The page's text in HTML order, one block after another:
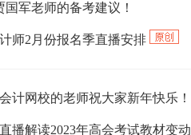
国军老师的备考建议！
师2月份报名季直播安排
计网校的老师祝大家新年快乐！
播解读2023年高会考试教材变动